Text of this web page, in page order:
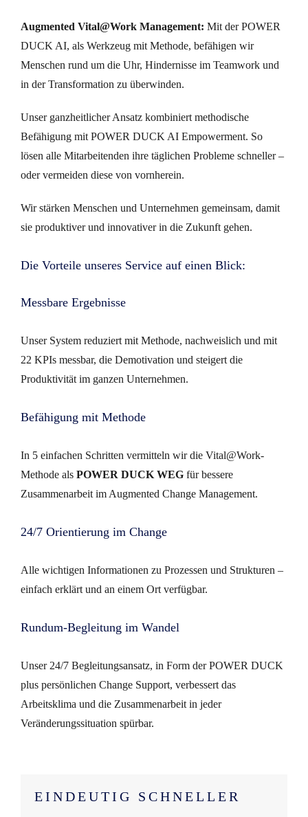
Augmented Vital@Work Management: Mit der POWER
DUCK AI, als Werkzeug mit Methode, befähigen wir
Menschen rund um die Uhr, Hindernisse im Teamwork und
in der Transformation zu überwinden.
Unser ganzheitlicher Ansatz kombiniert methodische
Befähigung mit POWER DUCK AI Empowerment. So
lösen alle Mitarbeitenden ihre täglichen Probleme schneller –
oder vermeiden diese von vornherein.
Wir stärken Menschen und Unternehmen gemeinsam, damit
sie produktiver und innovativer in die Zukunft gehen.
Die Vorteile unseres Service auf einen Blick:
Messbare Ergebnisse
Unser System reduziert mit Methode, nachweislich und mit
22 KPIs messbar, die Demotivation und steigert die
Produktivität im ganzen Unternehmen.
Befähigung mit Methode
In 5 einfachen Schritten vermitteln wir die Vital@Work-
Methode als POWER DUCK WEGfür bessere
Zusammenarbeit im Augmented Change Management.
24/7 Orientierung im Change
Alle wichtigen Informationen zu Prozessen und Strukturen –
einfach erklärt und an einem Ort verfügbar.
Rundum-Begleitung im Wandel
Unser 24/7 Begleitungsansatz, in Form der POWER DUCK
plus persönlichen Change Support, verbessert das
Arbeitsklima und die Zusammenarbeit in jeder
Veränderungssituation spürbar.
EINDEUTIG SCHNELLER